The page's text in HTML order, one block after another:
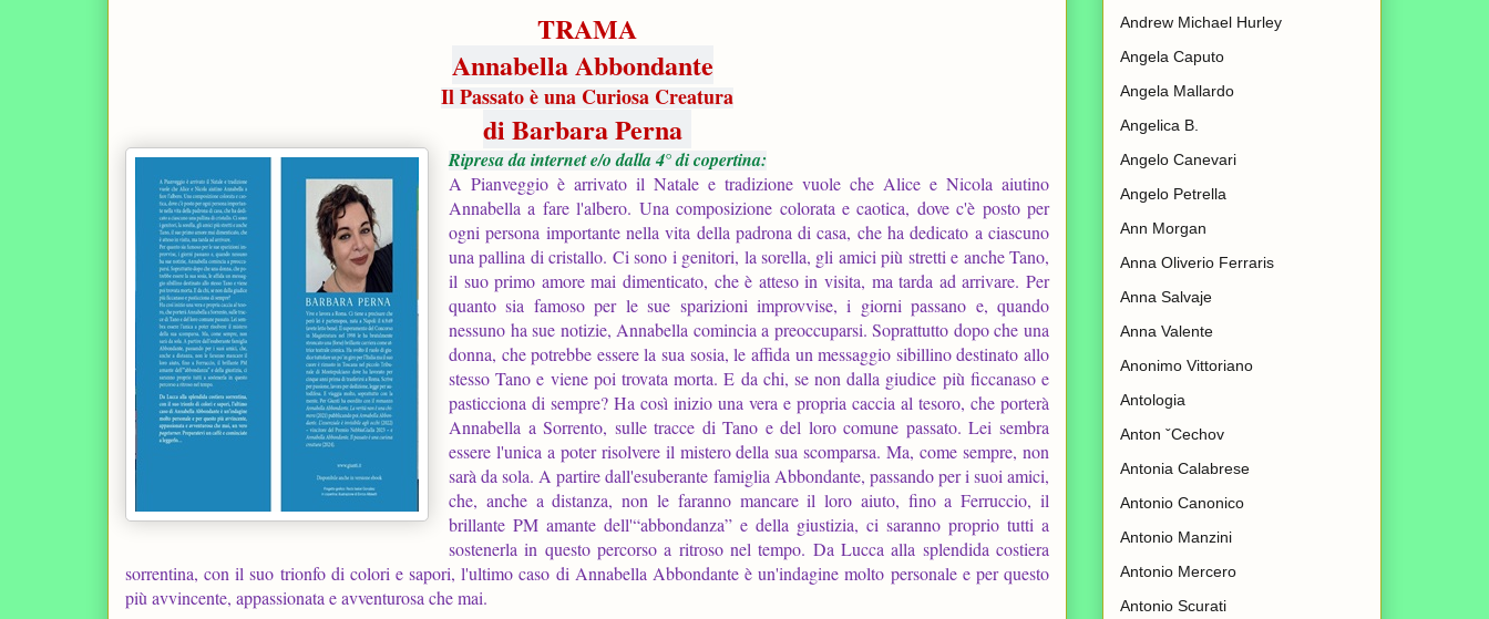
TRAMA
Annabella Abbondante
Il Passato è una Curiosa Creatura
di Barbara Perna
Ripresa da internet e/o dalla 4° di copertina:
A Pianveggio è arrivato il Natale e tradizione vuole che Alice e Nicola aiutino
Annabella a fare l'albero. Una composizione colorata e caotica, dove c'è posto per
ogni persona importante nella vita della padrona di casa, che ha dedicato a ciascuno
una pallina di cristallo. Ci sono i genitori, la sorella, gli amici più stretti e anche Tano,
il suo primo amore mai dimenticato, che è atteso in visita, ma tarda ad arrivare. Per
quanto sia famoso per le sue sparizioni improvvise, i giorni passano e, quando
nessuno ha sue notizie, Annabella comincia a preoccuparsi. Soprattutto dopo che una
donna, che potrebbe essere la sua sosia, le affida un messaggio sibillino destinato allo
stesso Tano e viene poi trovata morta. E da chi, se non dalla giudice più ficcanaso e
pasticciona di sempre? Ha così inizio una vera e propria caccia al tesoro, che porterà
Annabella a Sorrento, sulle tracce di Tano e del loro comune passato. Lei sembra
essere l'unica a poter risolvere il mistero della sua scomparsa. Ma, come sempre, non
sarà da sola. A partire dall'esuberante famiglia Abbondante, passando per i suoi amici,
che, anche a distanza, non le faranno mancare il loro aiuto, fino a Ferruccio, il
brillante PM amante dell'“abbondanza” e della giustizia, ci saranno proprio tutti a
sostenerla in questo percorso a ritroso nel tempo. Da Lucca alla splendida costiera
sorrentina, con il suo trionfo di colori e sapori, l'ultimo caso di Annabella Abbondante è un'indagine molto personale e per questo
più avvincente, appassionata e avventurosa che mai.
Andrew Michael Hurley
Angela Caputo
Angela Mallardo
Angelica B.
Angelo Canevari
Angelo Petrella
Ann Morgan
Anna Oliverio Ferraris
Anna Salvaje
Anna Valente
Anonimo Vittoriano
Antologia
Anton ˇCechov
Antonia Calabrese
Antonio Canonico
Antonio Manzini
Antonio Mercero
Antonio Scurati